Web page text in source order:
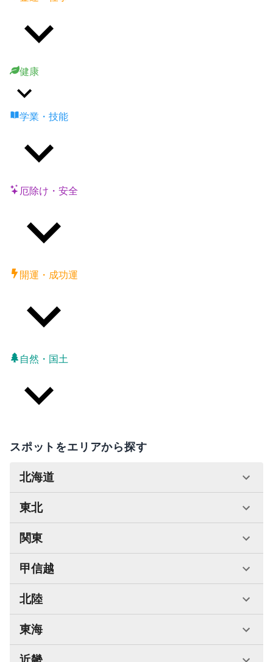
健康
学業・技能
厄除け・安全
開運・成功運
自然・国土
スポットをエリアから探す
北海道
東北
関東
甲信越
北陸
東海